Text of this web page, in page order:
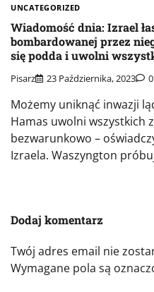
UNCATEGORIZED
Wiadomość dnia: Izrael
bombardowanej przez
się podda i uwolni
Pisarz 23 Października, 2023 0
Możemy uniknąć inwazji
Hamas uwolni wszystkich
bezwarunkowo –
Izraela. Waszyngton
Dodaj komentarz
Twój adres email nie
Wymagane pola są